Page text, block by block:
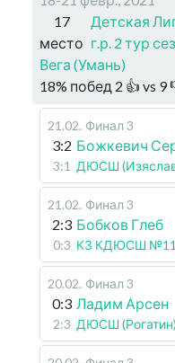
17
место
Детская
г.р. 2 тур
Вега (Умань)
18% побед 2 👍 vs 9
21.02. Финал 3
3:2 Божкевич
3:1 ДЮСШ
21.02. Финал 3
2:3 Бобков Глеб
0:3 КЗ КДЮСШ №11
20.02. Финал 3
0:3 Ладим Арсен
2:3 ДЮСШ (Рогатин)